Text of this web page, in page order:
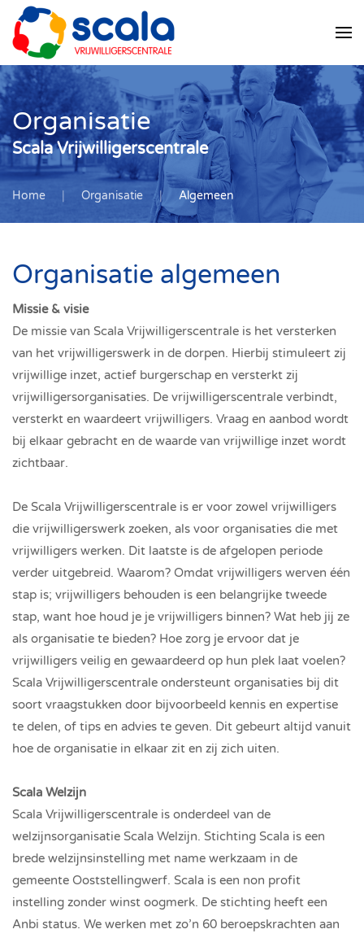
Skip
to
main
content
Organisatie
Scala Vrijwilligerscentrale
Home Organisatie Algemeen
Organisatie algemeen
Missie & visie
De missie van Scala Vrijwilligerscentrale is het versterken
van het vrijwilligerswerk in de dorpen. Hierbij stimuleert zij
vrijwillige inzet, actief burgerschap en versterkt zij
vrijwilligersorganisaties. De vrijwilligerscentrale verbindt,
versterkt en waardeert vrijwilligers. Vraag en aanbod wordt
bij elkaar gebracht en de waarde van vrijwillige inzet wordt
zichtbaar.
De Scala Vrijwilligerscentrale is er voor zowel vrijwilligers
die vrijwilligerswerk zoeken, als voor organisaties die met
vrijwilligers werken. Dit laatste is de afgelopen periode
verder uitgebreid. Waarom? Omdat vrijwilligers werven één
stap is; vrijwilligers behouden is een belangrijke tweede
stap, want hoe houd je je vrijwilligers binnen? Wat heb jij ze
als organisatie te bieden? Hoe zorg je ervoor dat je
vrijwilligers veilig en gewaardeerd op hun plek laat voelen?
Scala Vrijwilligerscentrale ondersteunt organisaties bij dit
soort vraagstukken door bijvoorbeeld kennis en expertise
te delen, of tips en advies te geven. Dit gebeurt altijd vanuit
hoe de organisatie in elkaar zit en zij zich uiten.
Scala Welzijn
Scala Vrijwilligerscentrale is onderdeel van de
welzijnsorganisatie Scala Welzijn. Stichting Scala is een
brede welzijnsinstelling met name werkzaam in de
gemeente Ooststellingwerf. Scala is een non profit
instelling zonder winst oogmerk. De stichting heeft een
Anbi status. We werken met zo’n 60 beroepskrachten aan